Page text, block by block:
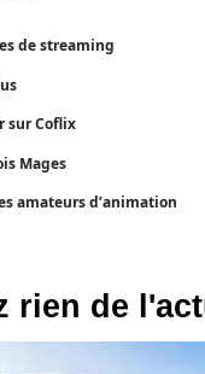
de streaming
sur Coflix
Mages
amateurs d’animation
rien de